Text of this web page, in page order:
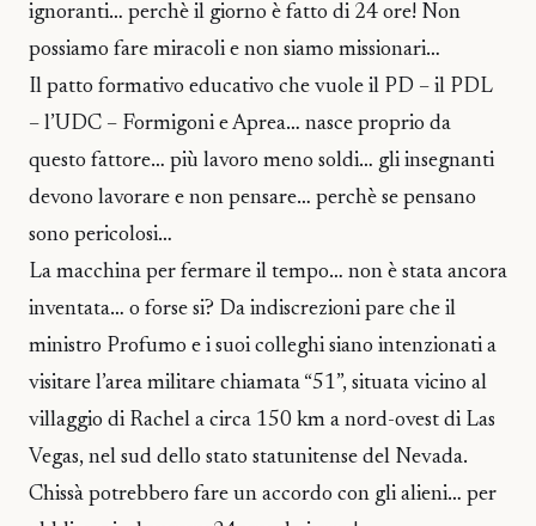
ignoranti… perchè il giorno è fatto di 24 ore! Non
possiamo fare miracoli e non siamo missionari…
Il patto formativo educativo che vuole il PD – il PDL
– l’UDC – Formigoni e Aprea… nasce proprio da
questo fattore… più lavoro meno soldi… gli insegnanti
devono lavorare e non pensare… perchè se pensano
sono pericolosi…
La macchina per fermare il tempo… non è stata ancora
inventata… o forse si? Da indiscrezioni pare che il
ministro Profumo e i suoi colleghi siano intenzionati a
visitare l’area militare chiamata “51”, situata vicino al
villaggio di Rachel a circa 150 km a nord-ovest di Las
Vegas, nel sud dello stato statunitense del Nevada.
Chissà potrebbero fare un accordo con gli alieni… per